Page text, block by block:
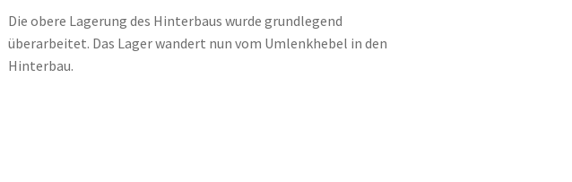
Die obere Lagerung des Hinterbaus wurde grundlegend
überarbeitet. Das Lager wandert nun vom Umlenkhebel in den
Hinterbau.